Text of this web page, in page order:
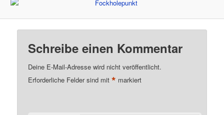
Schreibe einen Kommentar
Deine E-Mail-Adresse wird nicht veröffentlicht.
Erforderliche Felder sind mit* markiert